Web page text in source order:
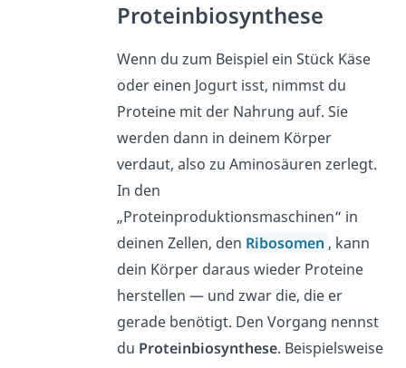
Proteinbiosynthese
Wenn du zum Beispiel ein Stück Käse
oder einen Jogurt isst, nimmst du
Proteine mit der Nahrung auf. Sie
werden dann in deinem Körper
verdaut, also zu Aminosäuren zerlegt.
In den
„Proteinproduktionsmaschinen“ in
deinen Zellen, den Ribosomen , kann
dein Körper daraus wieder Proteine
herstellen — und zwar die, die er
gerade benötigt. Den Vorgang nennst
du Proteinbiosynthese. Beispielsweise